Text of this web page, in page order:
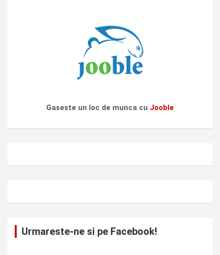
Gaseste un loc de munca cu Jooble
Urmareste-ne si pe Facebook!